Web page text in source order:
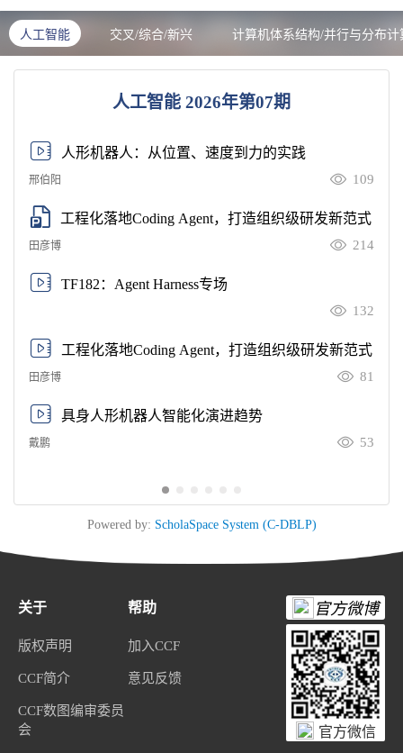
人工智能 交叉/综合/新兴 计算机体系结构/并行与分布计
人工智能 2026年第07期
人形机器人：从位置、速度到力的实践
邢伯阳 109
工程化落地Coding Agent，打造组织级研发新范式
田彦博 214
TF182：Agent Harness专场
132
工程化落地Coding Agent，打造组织级研发新范式
田彦博 81
具身人形机器人智能化演进趋势
戴鹏 53
Powered by: ScholaSpace System (C-DBLP)
关于
版权声明
CCF简介
CCF数图编审委员
会
帮助
加入CCF
意见反馈
官方微博
官方微信